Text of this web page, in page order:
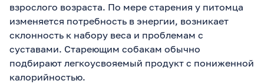
взрослого возраста. По мере старения у питомца
изменяется потребность в энергии, возникает
склонность к набору веса и проблемам с
суставами. Стареющим собакам обычно
подбирают легкоусвояемый продукт с пониженной
калорийностью.